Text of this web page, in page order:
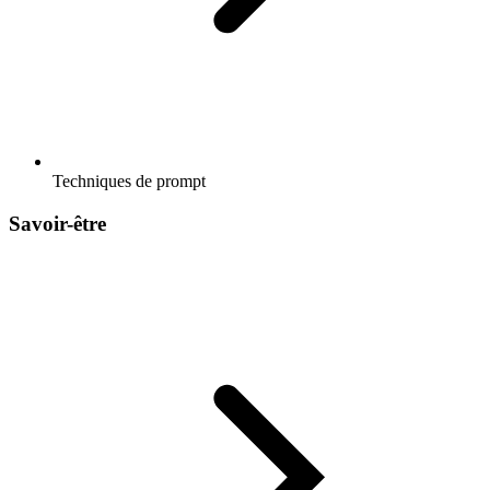
Techniques de prompt
Savoir-être